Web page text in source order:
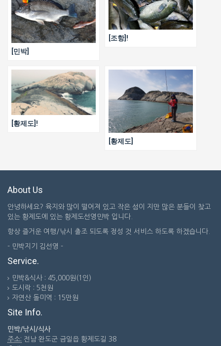
[민박]
[조항]!
[황제도]!
[황제도]
About Us
안녕하세요? 육지와 많이 떨어져 있고 작은 섬이 지만 많은 분들이 찾고
있는 황제도에 있는 황제도선영민박 입니다.
항상 즐거운 여행/낚시 출조 되도록 정성 것 서비스 하도록 하겠습니다.
- 민박지기 김선영 -
Service.
민박&식사 : 45,000원(1인)
도시락 : 5천원
자연산 돌미역 : 15만원
Site Info.
민박/낚시/식사
주소: 전남 완도군 금일읍 황제도길 38